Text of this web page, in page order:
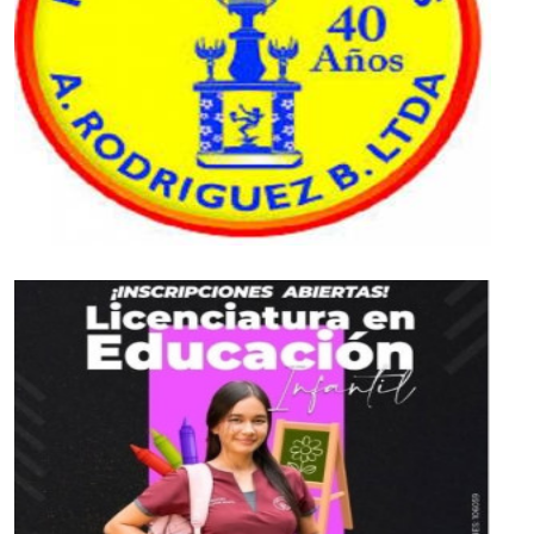
En 1759 el Virrey José Solís Fochs de Cardona,
firmó el edicto por el cual se ordenaba la
construcción de una vía que comunicara a
Santa Fe con San Martín y San Juan, en los
Llanos del Orinoco, como en aquella época se
le conocía a la región. El interés era conectar
ese territorio rico en recursos con lo alto de la
cordillera y, desde allí, con el río Magdalena,
Caribe. La travesía podía durar meses, la vida
de muchos hombres y mujeres eran cobradas
por lo agreste del camino y en muchas
ocasiones la carga no llegaba a su destino. Era
una epopeya transitar por allí y tener éxito.
*Tramo 2*
Hoy, 200 años después, los Llanos Orientales